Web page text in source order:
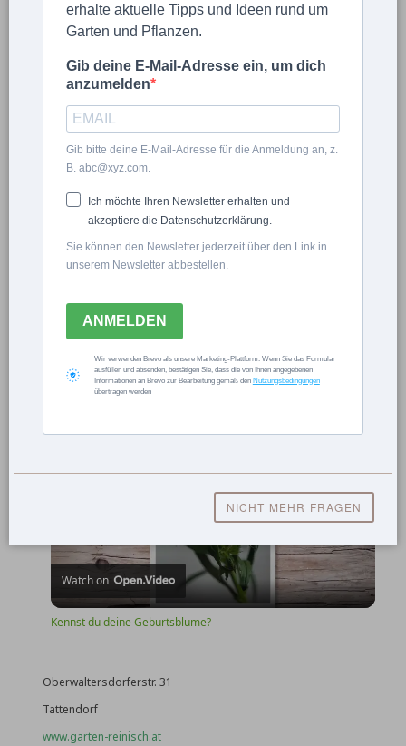
IMPRESSUM
Gartengestaltung Reinisch
6
FOTOS
16 FOLGT: 0
KONTAKT
Now Playing
Play
Video
Watch on
Kennst du deine Geburtsblume?
Oberwaltersdorferstr. 31
Tattendorf
www.garten-reinisch.at
erhalte aktuelle Tipps und Ideen rund um
Garten und Pflanzen.
Gib deine E-Mail-Adresse ein, um dich
anzumelden
Gib bitte deine E-Mail-Adresse für die Anmeldung an, z.
B. abc@xyz.com.
Ich möchte Ihren Newsletter erhalten und
akzeptiere die Datenschutzerklärung.
Sie können den Newsletter jederzeit über den Link in
unserem Newsletter abbestellen.
ANMELDEN
Wir verwenden Brevo als unsere Marketing-Plattform. Wenn Sie das Formular
ausfüllen und absenden, bestätigen Sie, dass die von Ihnen angegebenen
Informationen an Brevo zur Bearbeitung gemäß den Nutzungsbedingungen
übertragen werden
NICHT MEHR FRAGEN